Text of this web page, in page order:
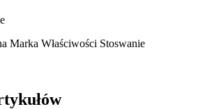
Marka Właściwości Stoswanie